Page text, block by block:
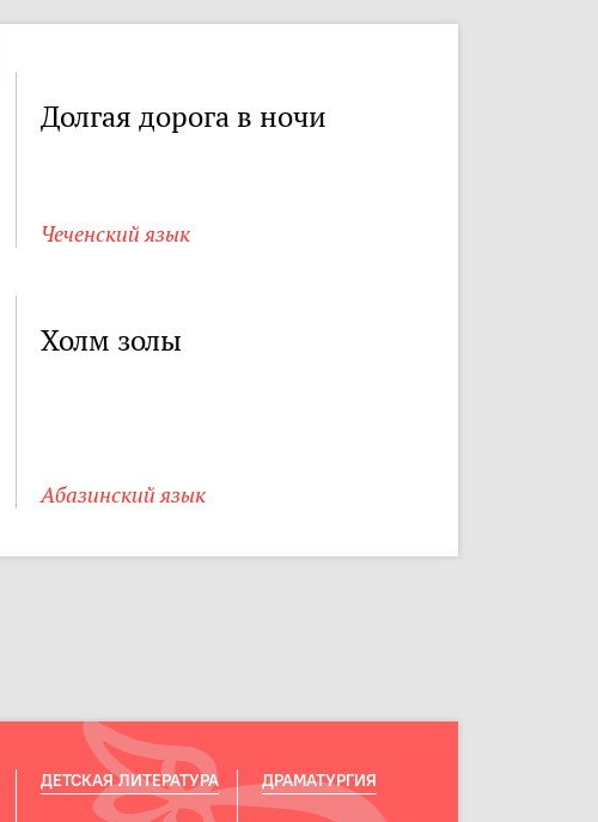
Долгая дорога в ночи
Чеченский язык
Холм золы
Абазинский язык
ДЕТСКАЯ ЛИТЕРАТУРА ДРАМАТУРГИЯ